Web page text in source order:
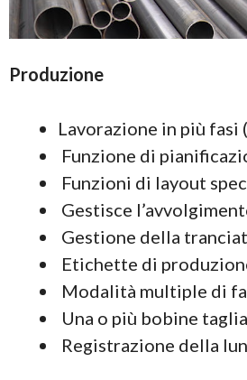
Produzione
Lavorazione in più
Funzione di
Funzioni di layout
Gestisce
Gestione della
Etichette di
Modalità multiple di
Una o più bobine
Registrazione della